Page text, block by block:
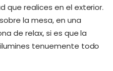
que realices en el exterior.
la mesa, en una
de relax, si es que la
tenuemente todo